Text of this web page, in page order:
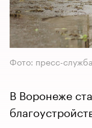
Фото: пресс-
В Воронеже